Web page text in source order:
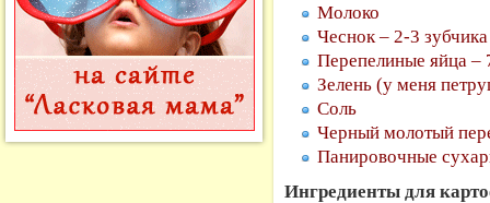
Молоко
Чеснок – 2-3 зубчика
Перепелиные яйца –
Зелень (у меня
Соль
Черный молотый
Панировочные
Ингредиенты для